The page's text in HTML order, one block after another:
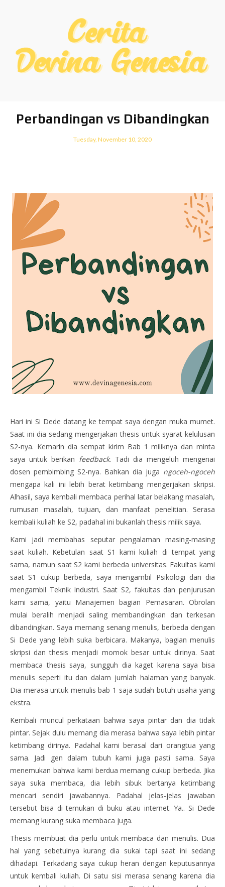
Perbandingan vs Dibandingkan
Tuesday, November 10, 2020
Hari ini Si Dede datang ke tempat saya dengan muka mumet.
Saat ini dia sedang mengerjakan thesis untuk syarat kelulusan
S2-nya. Kemarin dia sempat kirim Bab 1 miliknya dan minta
saya untuk berikan feedback. Tadi dia mengeluh mengenai
dosen pembimbing S2-nya. Bahkan dia juga ngoceh-ngoceh
mengapa kali ini lebih berat ketimbang mengerjakan skripsi.
Alhasil, saya kembali membaca perihal latar belakang masalah,
rumusan masalah, tujuan, dan manfaat penelitian. Serasa
kembali kuliah ke S2, padahal ini bukanlah thesis milik saya.
Kami jadi membahas seputar pengalaman masing-masing
saat kuliah. Kebetulan saat S1 kami kuliah di tempat yang
sama, namun saat S2 kami berbeda universitas. Fakultas kami
saat S1 cukup berbeda, saya mengambil Psikologi dan dia
mengambil Teknik Industri. Saat S2, fakultas dan penjurusan
kami sama, yaitu Manajemen bagian Pemasaran. Obrolan
mulai beralih menjadi saling membandingkan dan terkesan
dibandingkan. Saya memang senang menulis, berbeda dengan
Si Dede yang lebih suka berbicara. Makanya, bagian menulis
skripsi dan thesis menjadi momok besar untuk dirinya. Saat
membaca thesis saya, sungguh dia kaget karena saya bisa
menulis seperti itu dan dalam jumlah halaman yang banyak.
Dia merasa untuk menulis bab 1 saja sudah butuh usaha yang
ekstra.
Kembali muncul perkataan bahwa saya pintar dan dia tidak
pintar. Sejak dulu memang dia merasa bahwa saya lebih pintar
ketimbang dirinya. Padahal kami berasal dari orangtua yang
sama. Jadi gen dalam tubuh kami juga pasti sama. Saya
menemukan bahwa kami berdua memang cukup berbeda. Jika
saya suka membaca, dia lebih sibuk bertanya ketimbang
mencari sendiri jawabannya. Padahal jelas-jelas jawaban
tersebut bisa di temukan di buku atau internet. Ya.. Si Dede
memang kurang suka membaca juga.
Thesis membuat dia perlu untuk membaca dan menulis. Dua
hal yang sebetulnya kurang dia sukai tapi saat ini sedang
dihadapi. Terkadang saya cukup heran dengan keputusannya
untuk kembali kuliah. Di satu sisi merasa senang karena dia